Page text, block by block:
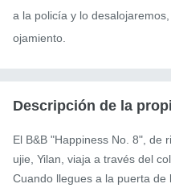
a la policía y lo
ojamiento.
Descripción de la
El B&B "Happiness No. 8", de
ujie, Yilan, viaja a través del
Cuando llegues a la puerta